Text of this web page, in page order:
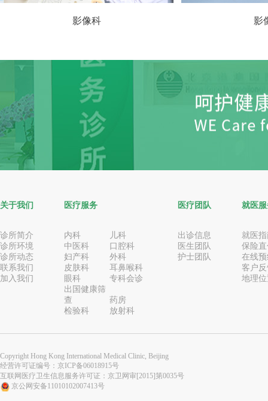
影像科 影
关于我们
诊所简介
诊所环境
诊所动态
联系我们
加入我们
医疗服务
内科
儿科
中医科
口腔科
妇产科
外科
皮肤科
耳鼻喉科
眼科
专科会诊
出国健康筛
查
药房
检验科
放射科
医疗团队
出诊信息
医生团队
护士团队
就医
就医
保险
在线
客户
地理
Copyright Hong Kong International Medical Clinic, Beijing
经营许可证编号： 京ICP备06018915号
互联网医疗卫生信息服务许可证：京卫网审[2015]第0035号
京公网安备11010102007413号